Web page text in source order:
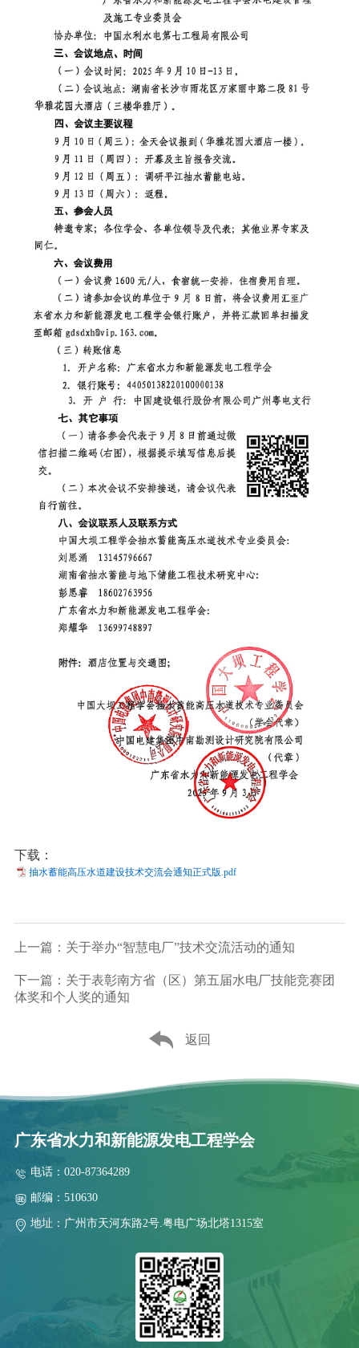
下载：
抽水蓄能高压水道建设技术交流会通知正式版.pdf
上一篇：关于举办“智慧电厂”技术交流活动的通知
下一篇：关于表彰南方省（区）第五届水电厂技能竞赛团
体奖和个人奖的通知
返回
广东省水力和新能源发电工程学会
电话：020-87364289
邮编：510630
地址：广州市天河东路2号.粤电广场北塔1315室